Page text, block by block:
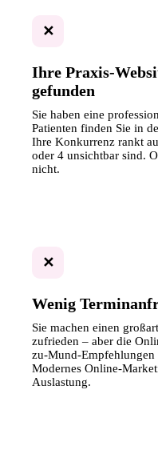
✕
Ihre Praxis-
gefunden
Sie haben eine
Patienten finden Sie in
Ihre Konkurrenz rankt
oder 4 unsichtbar sind.
nicht.
✕
Wenig
Sie machen einen
zufrieden – aber die
zu-Mund-
Modernes Online-
Auslastung.